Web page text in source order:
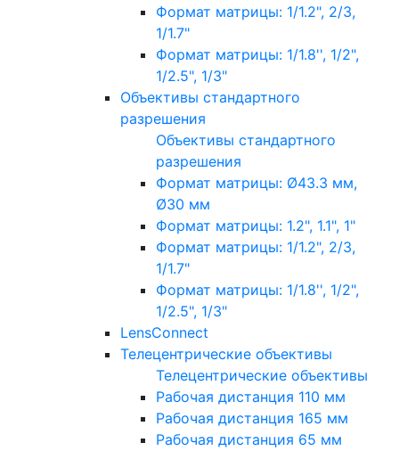
Формат матрицы: 1/1.2", 2/3,
1/1.7"
Формат матрицы: 1/1.8'', 1/2",
1/2.5", 1/3"
Объективы стандартного
разрешения
Объективы стандартного
разрешения
Формат матрицы: Ø43.3 мм,
Ø30 мм
Формат матрицы: 1.2", 1.1", 1"
Формат матрицы: 1/1.2", 2/3,
1/1.7"
Формат матрицы: 1/1.8'', 1/2",
1/2.5", 1/3"
LensConnect
Телецентрические объективы
Телецентрические объективы
Рабочая дистанция 110 мм
Рабочая дистанция 165 мм
Рабочая дистанция 65 мм